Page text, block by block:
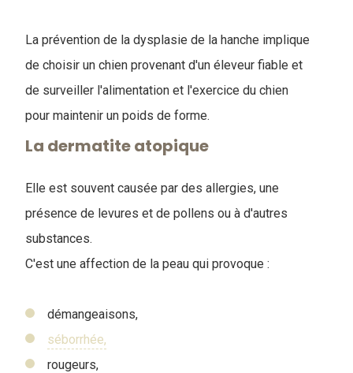
La prévention de la dysplasie de la hanche implique
de choisir un chien provenant d'un éleveur fiable et
de surveiller l'alimentation et l'exercice du chien
pour maintenir un poids de forme.
La dermatite atopique
Elle est souvent causée par des allergies, une
présence de levures et de pollens ou à d'autres
substances.
C'est une affection de la peau qui provoque :
démangeaisons,
séborrhée,
rougeurs,